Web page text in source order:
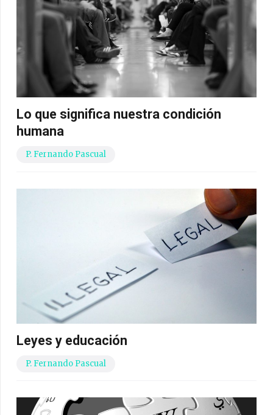
Lo que significa nuestra condición
humana
P. Fernando Pascual
Leyes y educación
P. Fernando Pascual